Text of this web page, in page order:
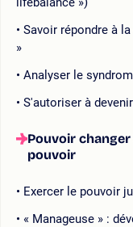
Savoir répondre à
»
Analyser le
S'autoriser à
Pouvoir
pouvoir
Exercer le pouvoir
« Manageuse » :